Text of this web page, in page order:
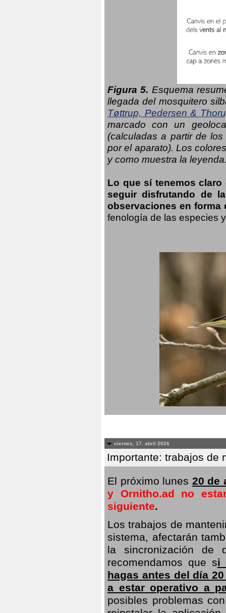
Figura 5. Esquema
llegada del mosquitero
Tøttrup, Pedersen &
marcado con un
(calculadas a partir de
por el aparato). Los
y como muestra la
Lo que sí tenemos
seguir disfrutando de
observaciones en forma
fenología de las especies
viernes, 17. abril 2026
Importante: trabajos de
El próximo lunes 20 de
y Ornitho.ad no
siguiente.
Los trabajos de
sistema, afectarán
la sincronización de
recomendamos que si
hagas antes del día
a estar operativo a
posibles problemas